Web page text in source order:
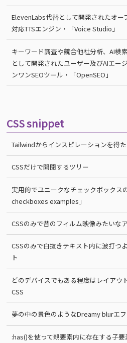
ElevenLabs代替として開発されたオー
対応TTSエンジン・「Voice Studio」
キーワード調査や競合他社分析、AI検
として開発されたユーザー及びAIエー
ンワンSEOツール・「OpenSEO」
CSS snippet
Tailwindからインスピレーションを得
CSSだけで開閉するツリー
実用的でユニークなチェックボックス
checkboxes examples」
CSSのみで昔のフィルム映像みたいな
CSSのみで白抜きテキスト内に波打つ
ト
どのデバイスでもある程度はレイアウ
CSS
夢の中の景色のようなDreamy blurエ
:has()を使って親要素内に存在する子